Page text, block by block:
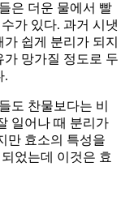
은 더운 물에서 빨
가 있다. 과거 시냇
쉽게 분리가 되지
망가질 정도로 두
.
도 찬물보다는 비
일어나 때 분리가
만 효소의 특성을
었는데 이것은 효